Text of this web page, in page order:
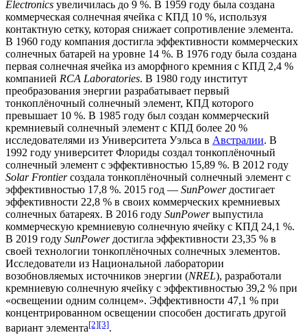
Electronics увеличилась до 9 %. В 1959 году была создана
коммерческая солнечная ячейка с КПД 10 %, используя
контактную сетку, которая снижает сопротивление элемента.
В 1960 году компания достигла эффективности коммерческих
солнечных батарей на уровне 14 %. В 1976 году была создана
первая солнечная ячейка из аморфного кремния с КПД 2,4 %
компанией RCA Laboratories. В 1980 году институт
преобразования энергии разрабатывает первый
тонкоплёночный солнечный элемент, КПД которого
превышает 10 %. В 1985 году был создан коммерческий
кремниевый солнечный элемент с КПД более 20 %
исследователями из Университета Уэльса в Австралии. В
1992 году университет Флориды создал тонкоплёночный
солнечный элемент с эффективностью 15,89 %. В 2012 году
Solar Frontierсоздала тонкоплёночный солнечный элемент с
эффективностью 17,8 %. 2015 год — SunPowerдостигает
эффективности 22,8 % в своих коммерческих кремниевых
солнечных батареях. В 2016 году SunPowerвыпустила
коммерческую кремниевую солнечную ячейку с КПД 24,1 %.
В 2019 году SunPowerдостигла эффективности 23,35 % в
своей технологии тонкоплёночных солнечных элементов.
Исследователи из Национальной лаборатории
возобновляемых источников энергии (NREL), разработали
кремниевую солнечную ячейку с эффективностью 39,2 % при
«освещении одним солнцем». Эффективности 47,1 % при
концентрированном освещении способен достигать другой
вариант элемента[2][3].